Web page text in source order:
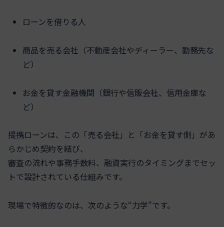
ローンを借りる人
商品を売る会社（不動産会社やディーラー、勤務先な
ど）
お金を貸す金融機関（銀行や信販会社、信用金庫な
ど）
提携ローンは、この「売る会社」と「お金を貸す側」があ
らかじめ契約を結び、
審査の流れや事務手数料、融資実行のタイミングまでセッ
トで設計されている仕組みです。
現場で特徴的なのは、次のような“力学”です。